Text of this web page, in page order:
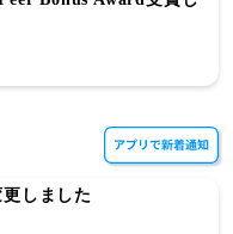
しました